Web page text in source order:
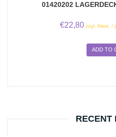
01420202
€22,80 zzgl. Mwst. /
ADD TO
RECENT